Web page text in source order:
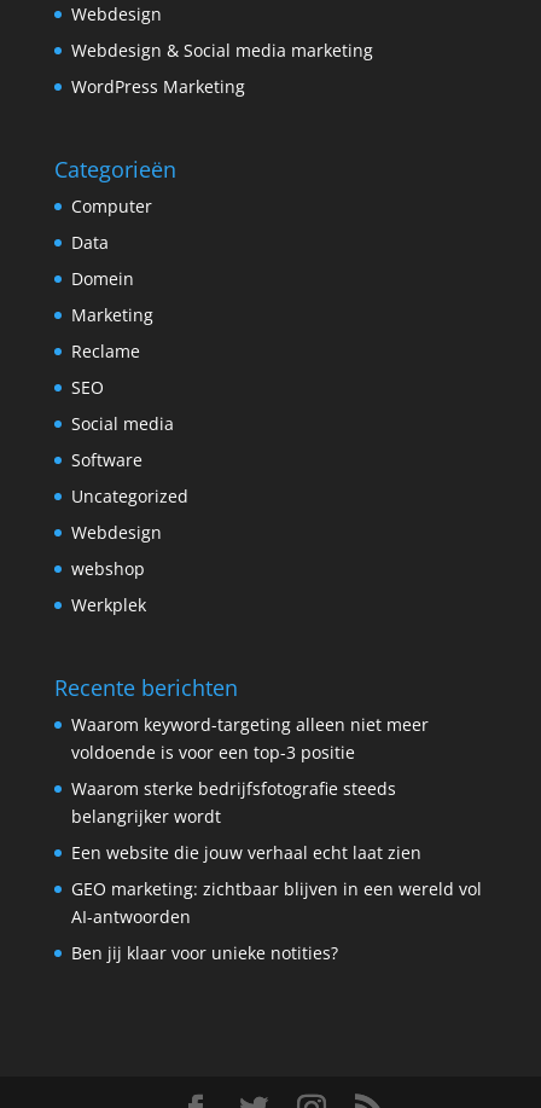
Webdesign
Webdesign & Social media marketing
WordPress Marketing
Categorieën
Computer
Data
Domein
Marketing
Reclame
SEO
Social media
Software
Uncategorized
Webdesign
webshop
Werkplek
Recente berichten
Waarom keyword-targeting alleen niet meer
voldoende is voor een top-3 positie
Waarom sterke bedrijfsfotografie steeds
belangrijker wordt
Een website die jouw verhaal echt laat zien
GEO marketing: zichtbaar blijven in een wereld vol
AI-antwoorden
Ben jij klaar voor unieke notities?